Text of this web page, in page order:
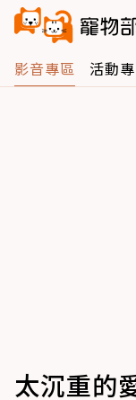
影音專區 活動
太沉重的